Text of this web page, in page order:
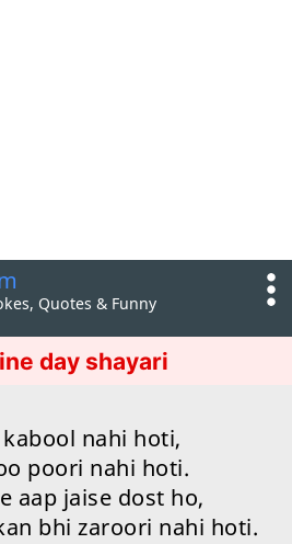
Quotes & Funny
day shayari
nahi hoti,
poori nahi hoti.
aap jaise dost ho,
bhi zaroori nahi hoti.